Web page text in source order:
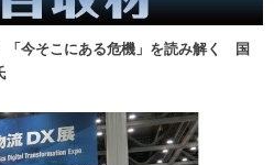
「今そこにある危機」を読み解く 国